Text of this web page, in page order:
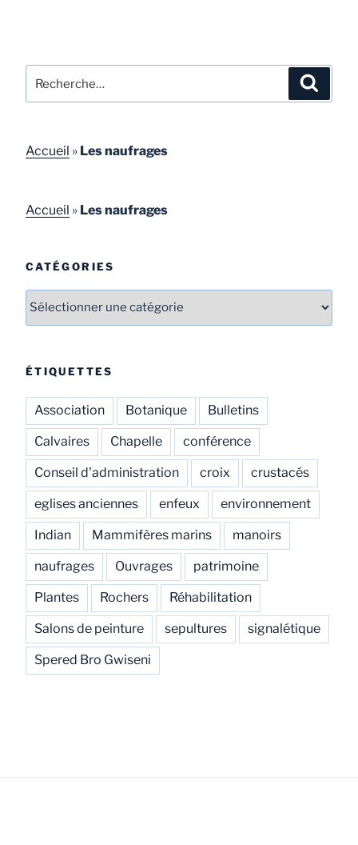
Accueil » Les naufrages
Accueil » Les naufrages
CATÉGORIES
ÉTIQUETTES
Association Botanique Bulletins
Calvaires Chapelle conférence
Conseil d'administration croix crustacés
eglises anciennes enfeux environnement
Indian Mammifères marins manoirs
naufrages Ouvrages patrimoine
Plantes Rochers Réhabilitation
Salons de peinture sepultures signalétique
Spered Bro Gwiseni